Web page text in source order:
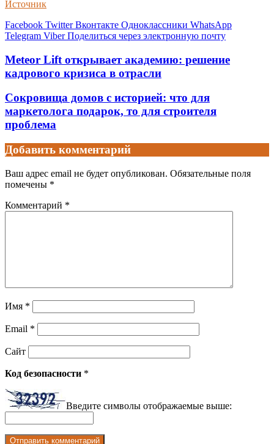
Источник
Facebook Twitter Вконтакте Одноклассники WhatsApp
Telegram Viber Поделиться через электронную почту
Meteor Lift открывает академию: решение
кадрового кризиса в отрасли
Сокровища домов с историей: что для
маркетолога подарок, то для строителя
проблема
Добавить комментарий
Ваш адрес email не будет опубликован. Обязательные поля
помечены *
Комментарий *
Имя *
Email *
Сайт
Код безопасности *
Введите символы отображаемые выше: